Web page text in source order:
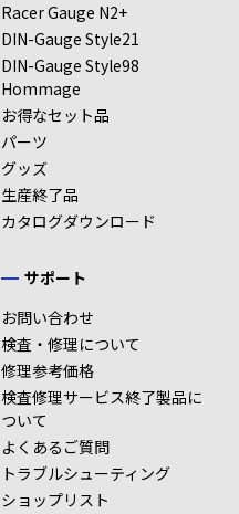
Racer Gauge N2+
DIN-Gauge Style21
DIN-Gauge Style98
Hommage
お得なセット品
パーツ
グッズ
生産終了品
カタログダウンロード
サポート
お問い合わせ
検査・修理について
修理参考価格
検査修理サービス終了製品に
ついて
よくあるご質問
トラブルシューティング
ショップリスト